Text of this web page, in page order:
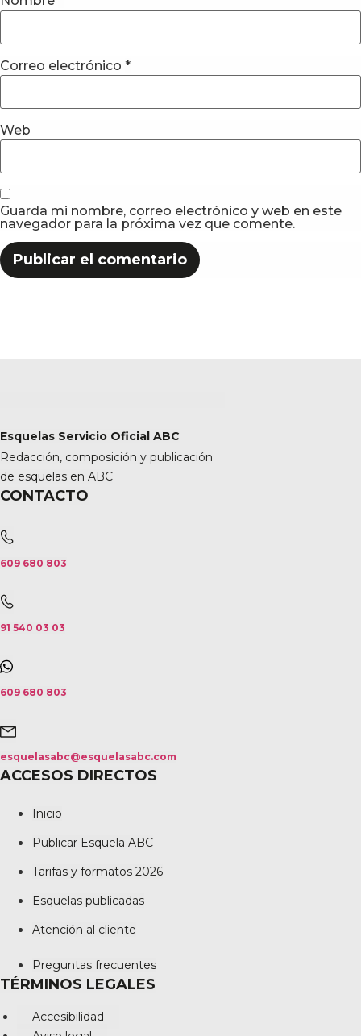
Correo electrónico *
Web
Guarda mi nombre, correo electrónico y web en este
navegador para la próxima vez que comente.
Esquelas Servicio Oficial ABC
Redacción, composición y publicación
de esquelas en ABC
CONTACTO
609 680 803
91 540 03 03
609 680 803
esquelasabc@esquelasabc.com
ACCESOS DIRECTOS
Inicio
Publicar Esquela ABC
Tarifas y formatos 2026
Esquelas publicadas
Atención al cliente
Preguntas frecuentes
TÉRMINOS LEGALES
Accesibilidad